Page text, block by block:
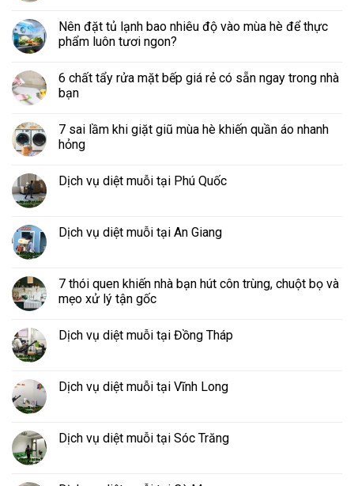
Nên đặt tủ lạnh bao nhiêu độ vào mùa hè để thực
phẩm luôn tươi ngon?
6 chất tẩy rửa mặt bếp giá rẻ có sẵn ngay trong nhà
bạn
7 sai lầm khi giặt giũ mùa hè khiến quần áo nhanh
hỏng
Dịch vụ diệt muỗi tại Phú Quốc
Dịch vụ diệt muỗi tại An Giang
7 thói quen khiến nhà bạn hút côn trùng, chuột bọ và
mẹo xử lý tận gốc
Dịch vụ diệt muỗi tại Đồng Tháp
Dịch vụ diệt muỗi tại Vĩnh Long
Dịch vụ diệt muỗi tại Sóc Trăng